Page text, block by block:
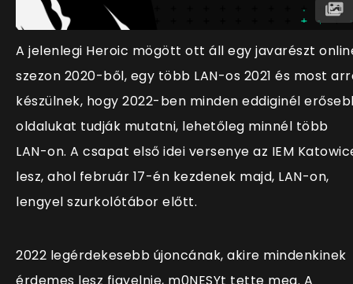
A jelenlegi Heroic mögött ott áll egy javarészt
szezon 2020-ből, egy több LAN-os 2021 és most
készülnek, hogy 2022-ben minden eddiginél
oldalukat tudják mutatni, lehetőleg minnél több
LAN-on. A csapat első idei versenye az IEM
lesz, ahol február 17-én kezdenek majd, LAN-on,
lengyel szurkolótábor előtt.
2022 legérdekesebb újoncának, akire mindenkinek
érdemes lesz figyelnie, m0NESYt tette meg. A